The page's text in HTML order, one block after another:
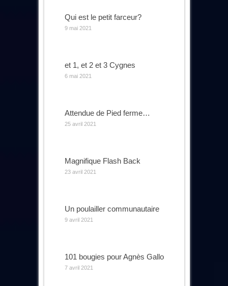
Qui est le petit farceur?
9 mai 2021
et 1, et 2 et 3 Cygnes
6 mai 2021
Attendue de Pied ferme…
25 avril 2021
Magnifique Flash Back
23 avril 2021
Un poulailler communautaire
9 avril 2021
101 bougies pour Agnès Gallo
7 avril 2021